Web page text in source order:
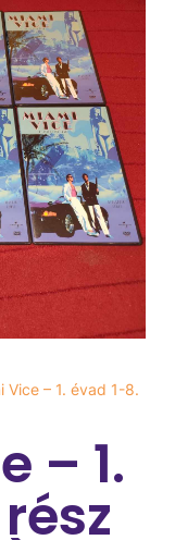
Vice – 1. évad 1-8.
– 1.